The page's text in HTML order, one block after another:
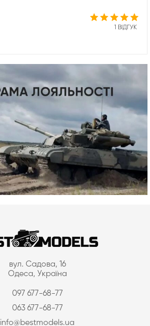
1 ВІДГУК
вул. Садова, 16
Одеса, Україна
097 677-68-77
063 677-68-77
info@bestmodels.ua